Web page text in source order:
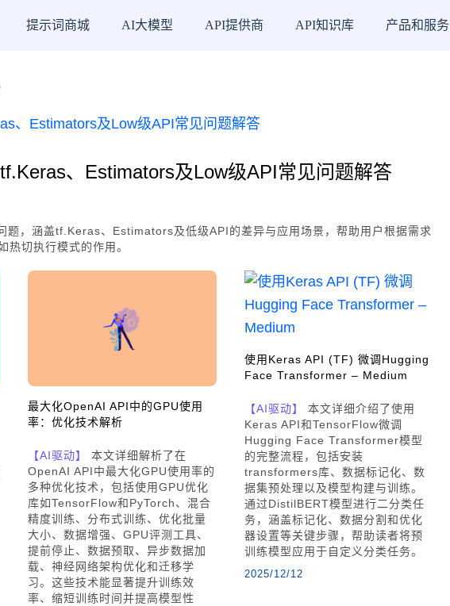
提示词商城 AI大模型 API提供商 API知识库 产品和服务
、Estimators及Low级API常见问题解答
题，涵盖tf.Keras、Estimators及低级API的差异与应用场景，帮助用户根据需求
热切执行模式的作用。
最大化OpenAI API中的GPU使用
率：优化技术解析
【AI驱动】
本文详细解析了在
OpenAI API中最大化GPU使用率的
多种优化技术，包括使用GPU优化
库如TensorFlow和PyTorch、混合
精度训练、分布式训练、优化批量
大小、数据增强、GPU评测工具、
提前停止、数据预取、异步数据加
载、神经网络架构优化和迁移学
习。这些技术能显著提升训练效
率、缩短训练时间并提高模型性
使用Keras API (TF) 微调Hugging
Face Transformer – Medium
【AI驱动】
本文详细介绍了使用
Keras API和TensorFlow微调
Hugging Face Transformer模型
的完整流程，包括安装
transformers库、数据标记化、数
据集预处理以及模型构建与训练。
通过DistilBERT模型进行二分类任
务，涵盖标记化、数据分割和优化
器设置等关键步骤，帮助读者将预
训练模型应用于自定义分类任务。
2025/12/12